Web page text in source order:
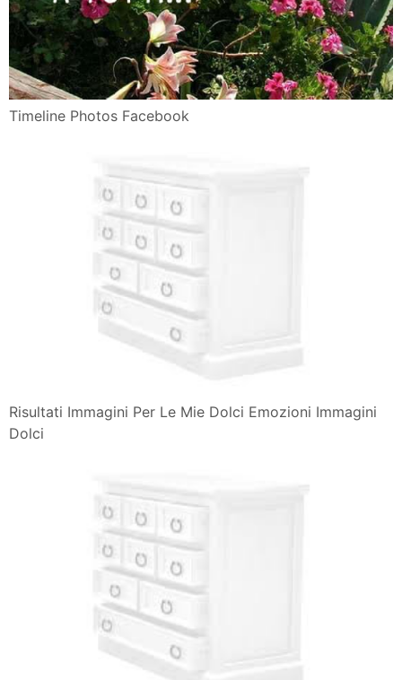
Timeline Photos Facebook
Risultati Immagini Per Le Mie Dolci Emozioni Immagini
Dolci